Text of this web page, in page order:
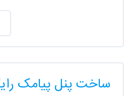
ساخت پنل پیامک